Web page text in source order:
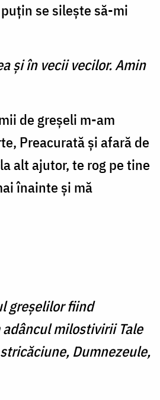
se sileşte să-mi
şi în vecii vecilor. Amin
de greşeli m-am
Preacurată şi afară de
alt ajutor, te rog pe tine
înainte şi mă
greşelilor fiind
milostivirii Tale
Dumnezeule,